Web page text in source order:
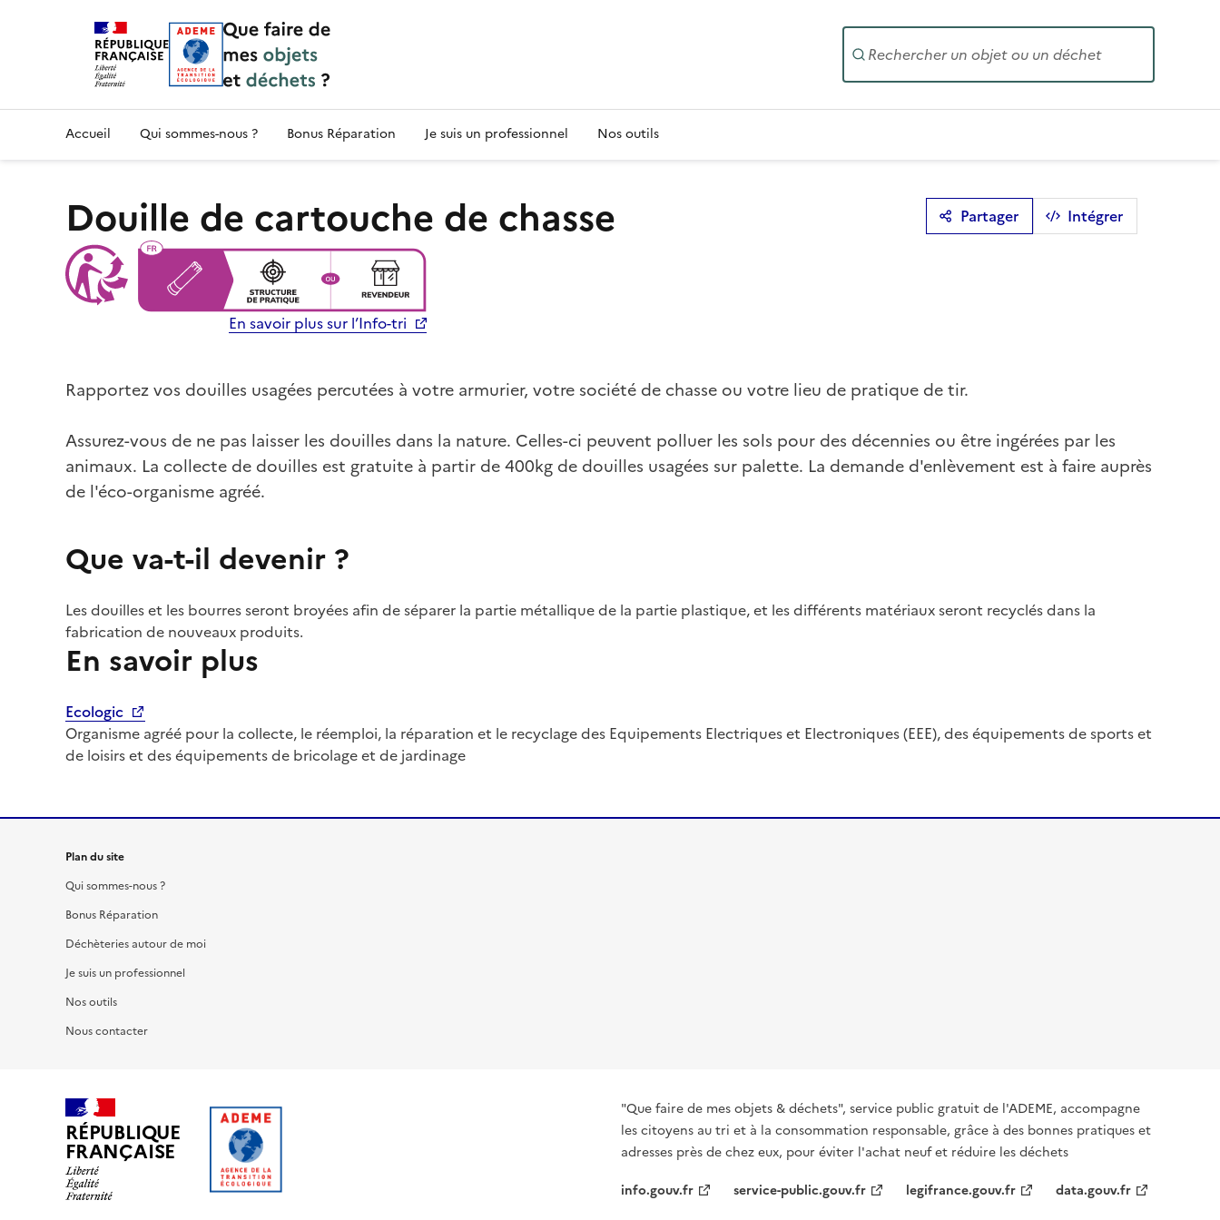
Accueil — Que Faire de mes objets & déchets Entrez
Accueil Qui sommes-nous ? Bonus Réparation Je suis un professionnel Nos outils
Douille de cartouche de chasse
En savoir plus sur l’Info-tri
Partager Intégrer
Rapportez vos douilles usagées percutées à votre armurier, votre société de chasse ou votre lieu de pratique de tir.
Assurez-vous de ne pas laisser les douilles dans la nature. Celles-ci peuvent polluer les sols pour des décennies ou être ingérées par les
animaux. La collecte de douilles est gratuite à partir de 400kg de douilles usagées sur palette. La demande d'enlèvement est à faire auprès
de l'éco-organisme agréé.
Que va-t-il devenir ?
Les douilles et les bourres seront broyées afin de séparer la partie métallique de la partie plastique, et les différents matériaux seront recyclés dans la
fabrication de nouveaux produits.
En savoir plus
Ecologic
Organisme agréé pour la collecte, le réemploi, la réparation et le recyclage des Equipements Electriques et Electroniques (EEE), des équipements de sports et
de loisirs et des équipements de bricolage et de jardinage
Plan du site
Qui sommes-nous ?
Bonus Réparation
Déchèteries autour de moi
Je suis un professionnel
Nos outils
Nous contacter
RÉPUBLIQUE
FRANÇAISE
"Que faire de mes objets & déchets", service public gratuit de l'ADEME, accompagne
les citoyens au tri et à la consommation responsable, grâce à des bonnes pratiques et
adresses près de chez eux, pour éviter l'achat neuf et réduire les déchets
info.gouv.fr
service-public.gouv.fr legifrance.gouv.fr data.gouv.fr